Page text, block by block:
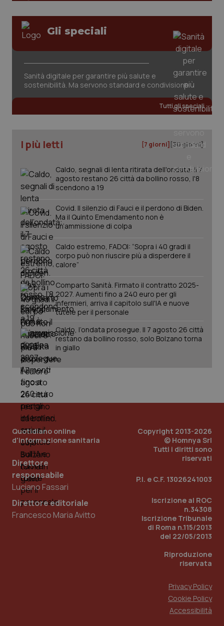
Gli speciali
Sanità digitale per garantire più salute e
sostenibilità. Ma servono standard e condivisione
Tutti gli speciali
I più letti [7 giorni] [30 giorni]
Caldo, segnali di lenta ritirata dell'ondata: il 7
agosto restano 26 città da bollino rosso, l'8
scendono a 19
Covid. Il silenzio di Fauci e il perdono di Biden.
Ma il Quinto Emendamento non è
un’ammissione di colpa
Caldo estremo, FADOI: “Sopra i 40 gradi il
corpo può non riuscire più a disperdere il
calore”
Comparto Sanità. Firmato il contratto 2025-
2027. Aumenti fino a 240 euro per gli
infermieri, arriva il capitolo sull'IA e nuove
tutele per il personale
Caldo, l’ondata prosegue. Il 7 agosto 26 città
restano da bollino rosso, solo Bolzano torna
in giallo
Quotidiano online
d'informazione sanitaria
Direttore
responsabile
Luciano Fassari
Direttore editoriale
Francesco Maria Avitto
Copyright 2013-2026
© Homnya Srl
Tutti i diritti sono
riservati
P.I. e C.F. 13026241003
Iscrizione al ROC
n.34308
Iscrizione Tribunale
di Roma n.115/2013
del 22/05/2013
Riproduzione
riservata
Privacy Policy
Cookie Policy
Accessibilità
tracking-enable
www.quotidianosanita.it
tracking-sites-ironfish-
www.quotidianosanita.it
_ga
Google LLC
.quotidianosanita.it
www.quotidianosanita.it
.quotidianosanita.it
1
mese